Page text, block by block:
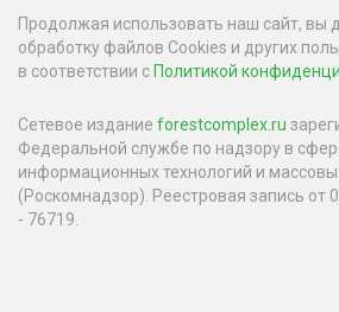
Продолжая использовать наш сайт, вы
обработку файлов Cookies и других
в соответствии с Политикой
Сетевое издание forestcomplex.ru
Федеральной службе по надзору в
информационных технологий и
(Роскомнадзор). Реестровая запись
- 76719.